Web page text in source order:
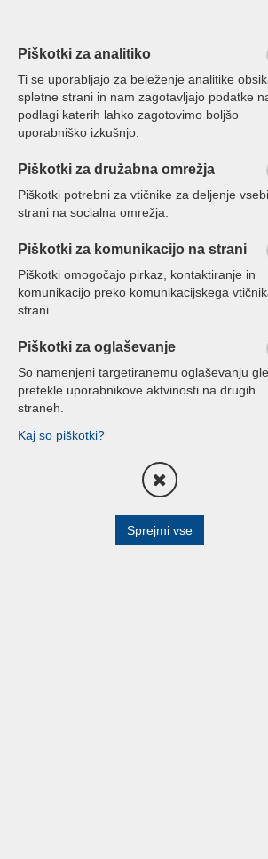
PROGRAMI BIROKRAT
CENIK
DEMO VERZIJE POMOČ NA
Programski paketi Birokrat
POS - Davčna blagajna
Tiskalniki - POS
blaga in inventuro
Blagajniški predali
All in one - POS Sistemi
Piškotki za analitiko
Ti se uporabljajo za beleženje analitike
spletne strani in nam zagotavljajo podatke
podlagi katerih lahko zagotovimo boljšo
uporabniško izkušnjo.
Piškotki za družabna omrežja
Piškotki potrebni za vtičnike za deljenje
strani na socialna omrežja.
Piškotki za komunikacijo na strani
Piškotki omogočajo pirkaz, kontaktiranje in
komunikacijo preko komunikacijskega
strani.
Piškotki za oglaševanje
So namenjeni targetiranemu oglaševanju
pretekle uporabnikove aktvinosti na drugih
straneh.
Kaj so piškotki?
Sprejmi vse